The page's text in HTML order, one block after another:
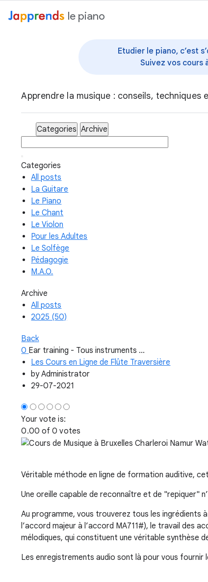
contenu le piano
Etudier le piano, c’est
Suivez vos cours
Apprendre la musique : conseils, techniques
Categories Archive
Categories
All posts
La Guitare
Le Piano
Le Chant
Le Violon
Pour les Adultes
Le Solfège
Pédagogie
M.A.O.
Archive
All posts
2025 (50)
Back
0 Ear training - Tous instruments ...
Les Cours en Ligne de Flûte Traversière
byAdministrator
29-07-2021
Your vote is:
0.00 of 0 votes
Véritable méthode en ligne de formation auditive,
Une oreille capable de reconnaître et de "repiquer"
Au programme, vous trouverez tous les ingrédients
l’accord majeur à l’accord MA711#), le travail des
mélodiques, qui constituent une véritable synthèse
Les enregistrements audio sont là pour vous